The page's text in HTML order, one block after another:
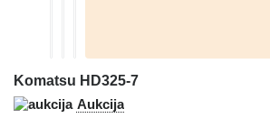
Komatsu HD325-7
Aukcija